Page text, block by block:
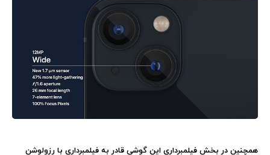
همچنین در بخش فیلمبرداری این گوشی قادر به فیلمبرداری با رزولوشن